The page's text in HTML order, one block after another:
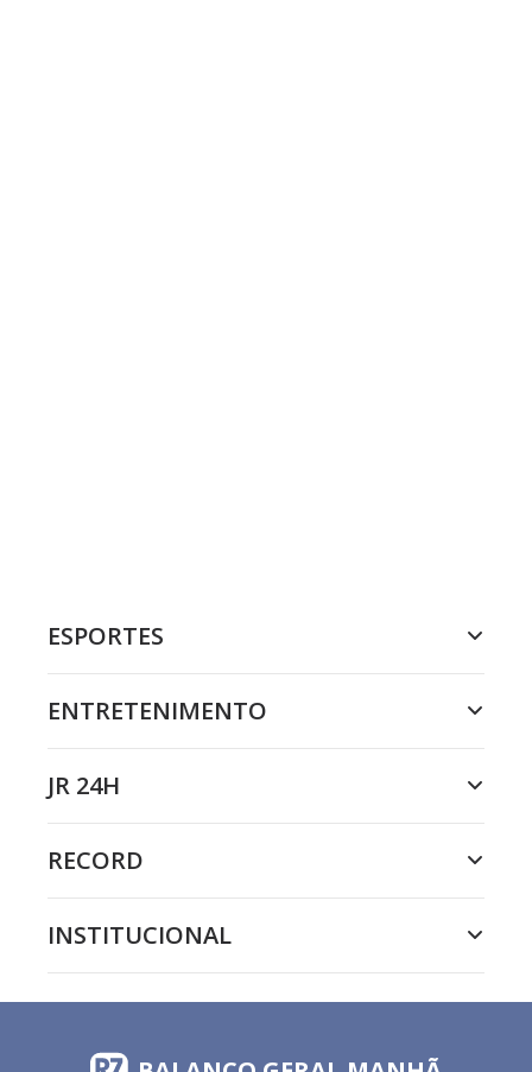
ESPORTES
ENTRETENIMENTO
JR 24H
RECORD
INSTITUCIONAL